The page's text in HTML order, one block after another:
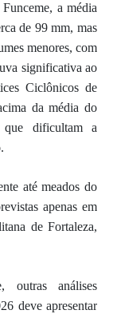
a média
de 99 mm, mas
menores, com
significativa ao
Ciclônicos de
da média do
dificultam a
até meados do
apenas em
de Fortaleza,
outras análises
deve apresentar